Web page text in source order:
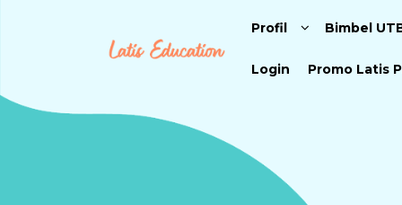
Profil Bimbel
Login Promo Latis